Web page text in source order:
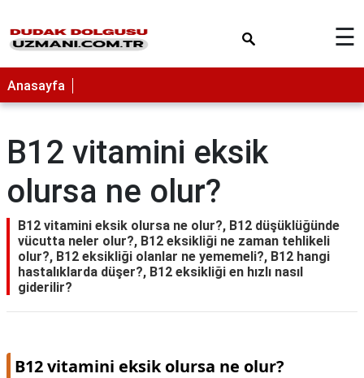
☰
Anasayfa
B12 vitamini eksik
olursa ne olur?
B12 vitamini eksik olursa ne olur?, B12 düşüklüğünde
vücutta neler olur?, B12 eksikliği ne zaman tehlikeli
olur?, B12 eksikliği olanlar ne yememeli?, B12 hangi
hastalıklarda düşer?, B12 eksikliği en hızlı nasıl
giderilir?
B12 vitamini eksik olursa ne olur?